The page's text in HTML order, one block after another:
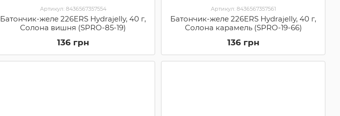
Артикул: 8436567357554
Батончик-желе 226ERS Hydrajelly, 40 г,
Солона вишня (SPRO-85-19)
136 грн
Артикул: 8436567357561
Батончик-желе 226ERS Hydrajelly, 40 г,
Солона карамель (SPRO-19-66)
136 грн